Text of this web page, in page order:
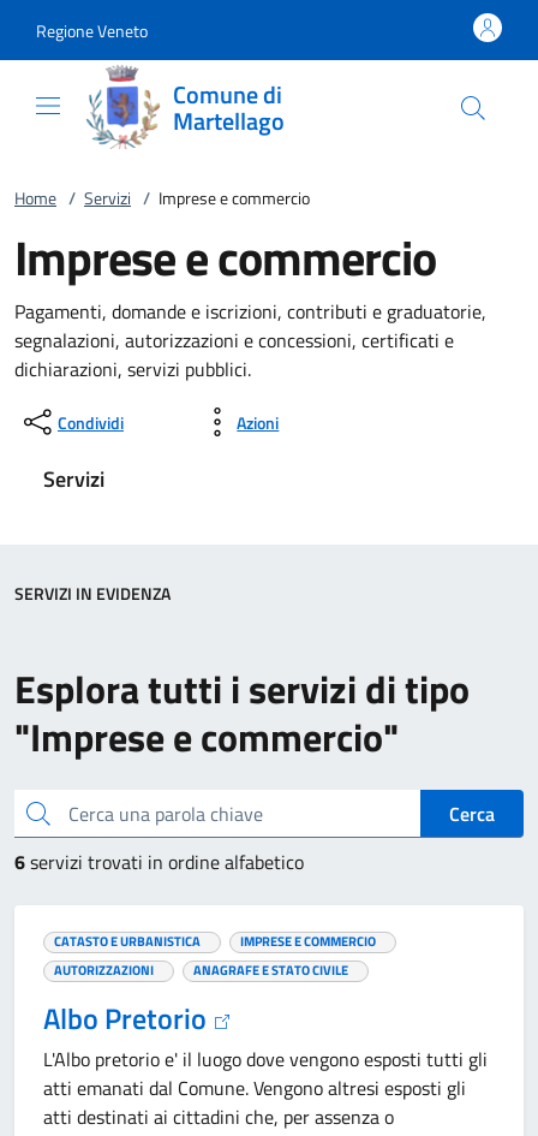
Regione Veneto
Comune di
Martellago
Home / Servizi / Imprese e commercio
Imprese e commercio
Pagamenti, domande e iscrizioni, contributi e graduatorie,
segnalazioni, autorizzazioni e concessioni, certificati e
dichiarazioni, servizi pubblici.
Condividi Azioni
Servizi
Esplora tutti i servizi di tipo
"Imprese e commercio"
Cerca una parola chiave
Cerca
6servizi trovati in ordine alfabetico
CATASTO E URBANISTICA
IMPRESE E COMMERCIO
AUTORIZZAZIONI
ANAGRAFE E STATO CIVILE
Albo Pretorio
L'Albo pretorio e' il luogo dove vengono esposti tutti gli
atti emanati dal Comune. Vengono altresi esposti gli
atti destinati ai cittadini che, per assenza o
SERVIZI IN EVIDENZA